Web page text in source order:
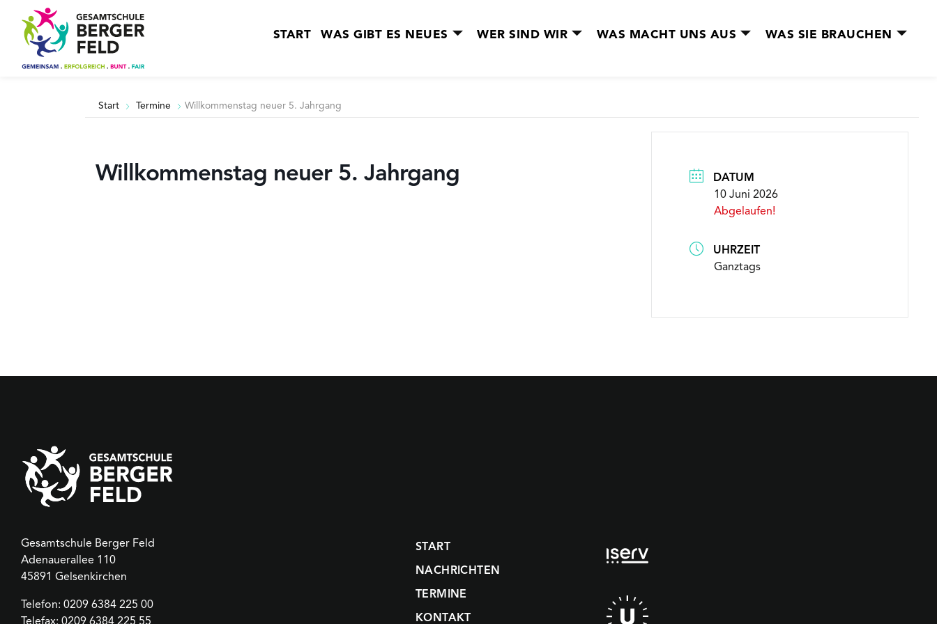
START WAS GIBT ES NEUES WER SIND WIR WAS MACHT UNS AUS WAS SIE BRAUCHEN
Start Termine Willkommenstag neuer 5. Jahrgang
Willkommenstag neuer 5. Jahrgang
DATUM
10 Juni 2026
Abgelaufen!
UHRZEIT
Ganztags
Gesamtschule Berger Feld
Adenauerallee 110
45891 Gelsenkirchen
Telefon: 0209 6384 225 00
START
NACHRICHTEN
TERMINE
KONTAKT